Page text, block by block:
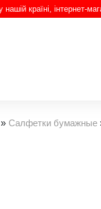
країні, інтернет-
» Салфетки бумажные